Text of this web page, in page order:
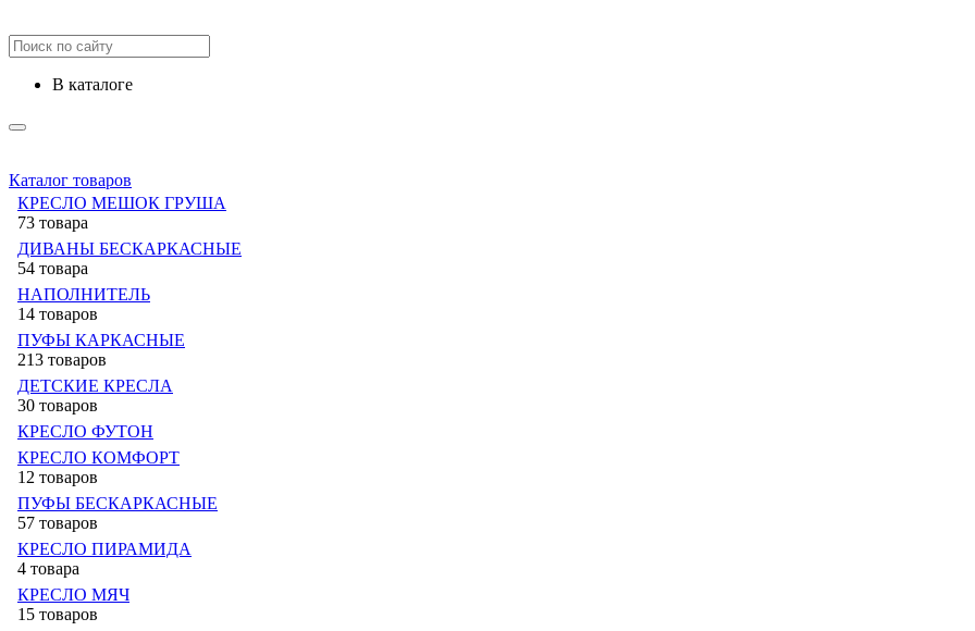
в каталоге
Каталог товаров
КРЕСЛО МЕШОК ГРУША
73 товара
ДИВАНЫ БЕСКАРКАСНЫЕ
54 товара
НАПОЛНИТЕЛЬ
14 товаров
ПУФЫ КАРКАСНЫЕ
213 товаров
ДЕТСКИЕ КРЕСЛА
30 товаров
КРЕСЛО ФУТОН
КРЕСЛО КОМФОРТ
12 товаров
ПУФЫ БЕСКАРКАСНЫЕ
57 товаров
КРЕСЛО ПИРАМИДА
4 товара
КРЕСЛО МЯЧ
15 товаров